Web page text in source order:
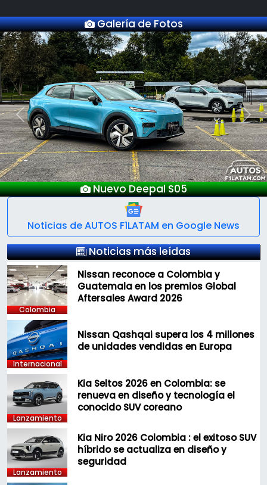
Galería de Fotos
Lanzamientos Salón
S05
Previous Next
Noticias de AUTOS F1LATAM en Google News
Noticias más leídas
Colombia
Nissan reconoce a Colombia y
Guatemala en los premios Global
Aftersales Award 2026
Internacional
Nissan Qashqai supera los 4 millones
de unidades vendidas en Europa
Lanzamiento
Kia Seltos 2026 en Colombia: se
renueva en diseño y tecnología el
conocido SUV coreano
Lanzamiento
Kia Niro 2026 Colombia : el exitoso SUV
híbrido se actualiza en diseño y
seguridad